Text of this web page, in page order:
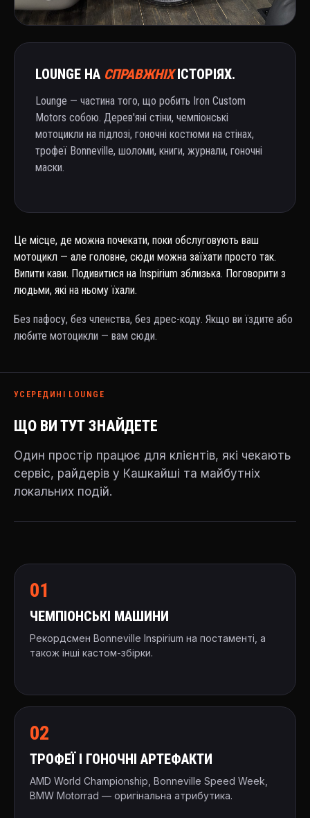
LOUNGE НА СПРАВЖНІХІСТОРІЯХ.
Lounge — частина того, що робить Iron Custom
Motors собою. Дерев'яні стіни, чемпіонські
мотоцикли на підлозі, гоночні костюми на стінах,
трофеї Bonneville, шоломи, книги, журнали, гоночні
маски.
Це місце, де можна почекати, поки обслуговують ваш
мотоцикл — але головне, сюди можна заїхати просто так.
Випити кави. Подивитися на Inspirium зблизька. Поговорити з
людьми, які на ньому їхали.
Без пафосу, без членства, без дрес-коду. Якщо ви їздите або
любите мотоцикли — вам сюди.
УСЕРЕДИНІ LOUNGE
ЩО ВИ ТУТ ЗНАЙДЕТЕ
Один простір працює для клієнтів, які чекають
сервіс, райдерів у Кашкайші та майбутніх
локальних подій.
01
ЧЕМПІОНСЬКІ МАШИНИ
Рекордсмен Bonneville Inspirium на постаменті, а
також інші кастом-збірки.
02
ТРОФЕЇ І ГОНОЧНІ АРТЕФАКТИ
AMD World Championship, Bonneville Speed Week,
BMW Motorrad — оригінальна атрибутика.